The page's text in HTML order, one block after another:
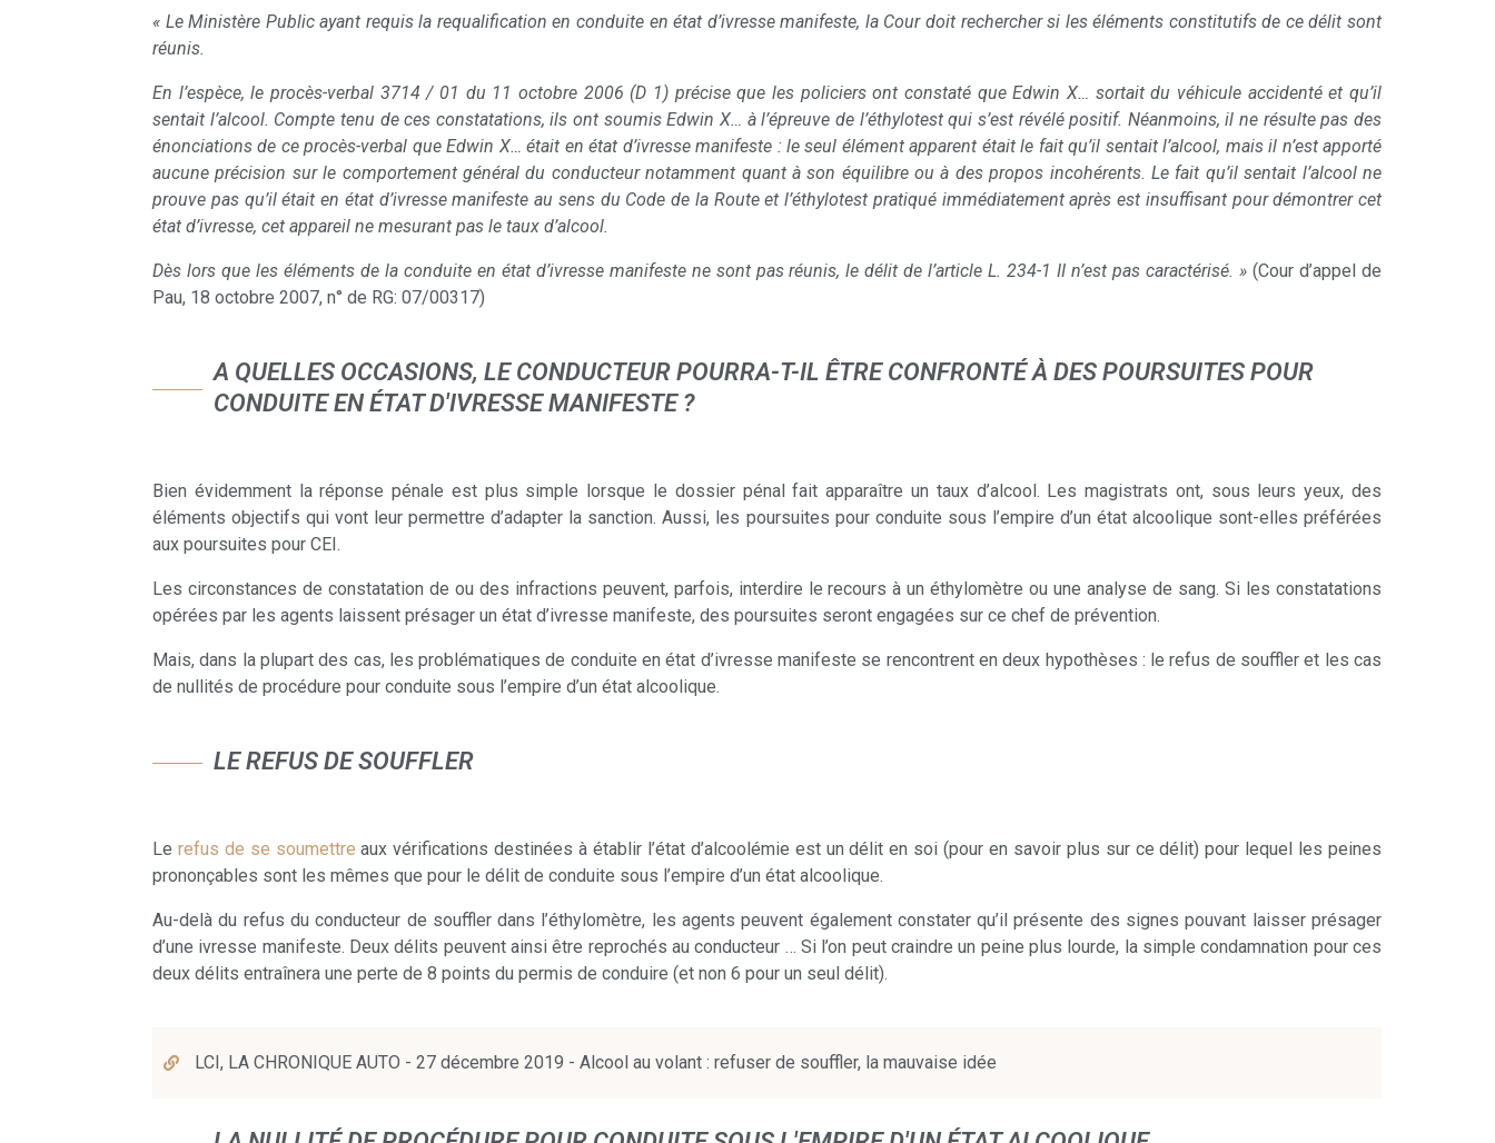
« Le Ministère Public ayant requis la requalification en conduite en état d’ivresse manifeste, la Cour doit rechercher si les éléments constitutifs de ce délit sont
réunis.
En l’espèce, le procès-verbal 3714 / 01 du 11 octobre 2006 (D 1) précise que les policiers ont constaté que Edwin X… sortait du véhicule accidenté et qu’il
sentait l’alcool. Compte tenu de ces constatations, ils ont soumis Edwin X… à l’épreuve de l’éthylotest qui s’est révélé positif. Néanmoins, il ne résulte pas des
énonciations de ce procès-verbal que Edwin X… était en état d’ivresse manifeste : le seul élément apparent était le fait qu’il sentait l’alcool, mais il n’est apporté
aucune précision sur le comportement général du conducteur notamment quant à son équilibre ou à des propos incohérents. Le fait qu’il sentait l’alcool ne
prouve pas qu’il était en état d’ivresse manifeste au sens du Code de la Route et l’éthylotest pratiqué immédiatement après est insuffisant pour démontrer cet
état d’ivresse, cet appareil ne mesurant pas le taux d’alcool.
Dès lors que les éléments de la conduite en état d’ivresse manifeste ne sont pas réunis, le délit de l’article L. 234-1 II n’est pas caractérisé. » (Cour d’appel de
Pau, 18 octobre 2007, n° de RG: 07/00317)
A QUELLES OCCASIONS, LE CONDUCTEUR POURRA-T-IL ÊTRE CONFRONTÉ À DES POURSUITES POUR
CONDUITE EN ÉTAT D'IVRESSE MANIFESTE ?
Bien évidemment la réponse pénale est plus simple lorsque le dossier pénal fait apparaître un taux d’alcool. Les magistrats ont, sous leurs yeux, des
éléments objectifs qui vont leur permettre d’adapter la sanction. Aussi, les poursuites pour conduite sous l’empire d’un état alcoolique sont-elles préférées
aux poursuites pour CEI.
Les circonstances de constatation de ou des infractions peuvent, parfois, interdire le recours à un éthylomètre ou une analyse de sang. Si les constatations
opérées par les agents laissent présager un état d’ivresse manifeste, des poursuites seront engagées sur ce chef de prévention.
Mais, dans la plupart des cas, les problématiques de conduite en état d’ivresse manifeste se rencontrent en deux hypothèses : le refus de souffler et les cas
de nullités de procédure pour conduite sous l’empire d’un état alcoolique.
LE REFUS DE SOUFFLER
Le refus de se soumettre aux vérifications destinées à établir l’état d’alcoolémie est un délit en soi (pour en savoir plus sur ce délit) pour lequel les peines
prononçables sont les mêmes que pour le délit de conduite sous l’empire d’un état alcoolique.
Au-delà du refus du conducteur de souffler dans l’éthylomètre, les agents peuvent également constater qu’il présente des signes pouvant laisser présager
d’une ivresse manifeste. Deux délits peuvent ainsi être reprochés au conducteur … Si l’on peut craindre un peine plus lourde, la simple condamnation pour ces
deux délits entraînera une perte de 8 points du permis de conduire (et non 6 pour un seul délit).
LCI, LA CHRONIQUE AUTO - 27 décembre 2019 - Alcool au volant : refuser de souffler, la mauvaise idée